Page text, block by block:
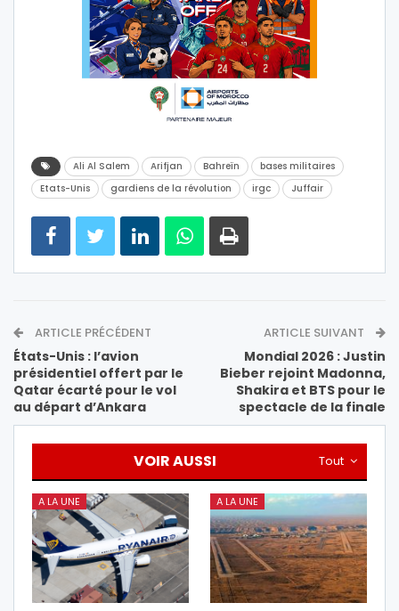
Ali Al Salem Arifjan Bahreïn
bases militaires
Etats-Unis
gardiens de la révolution irgc Juffair
ARTICLE PRÉCÉDENT
États-Unis : l’avion
présidentiel offert par le
Qatar écarté pour le vol
au départ d’Ankara
ARTICLE SUIVANT
Mondial 2026 : Justin
Bieber rejoint Madonna,
Shakira et BTS pour le
spectacle de la finale
Tout
VOIR AUSSI
A LA UNE A LA UNE